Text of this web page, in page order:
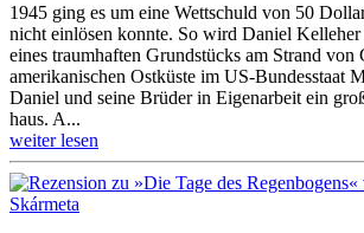
1945 ging es um eine Wettschuld von 50
nicht einlösen konnte. So wird Daniel
eines traumhaften Grund­stücks am Strand von
ameri­kanischen Ostküste im US-Bun­des­staat
Daniel und seine Brüder in Eigenarbeit ein
haus. A...
weiter lesen